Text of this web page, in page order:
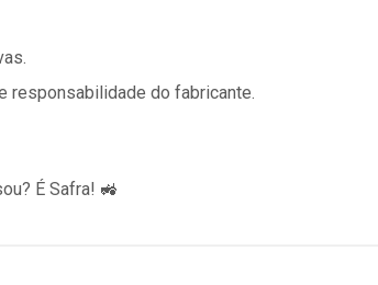
do fabricante.
É Safra! 🚜